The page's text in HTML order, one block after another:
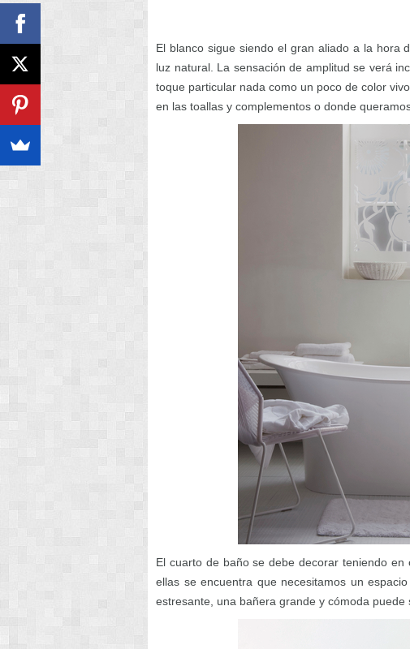
El blanco sigue siendo el gran aliado a la hora
luz natural. La sensación de amplitud se verá
toque particular nada como un poco de color
en las toallas y complementos o donde
El cuarto de baño se debe decorar teniendo
ellas se encuentra que necesitamos un
estresante, una bañera grande y cómoda puede